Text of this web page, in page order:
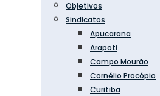
Objetivos
Sindicatos
Apucarana
Arapoti
Campo Mourão
Cornélio Procópio
Curitiba